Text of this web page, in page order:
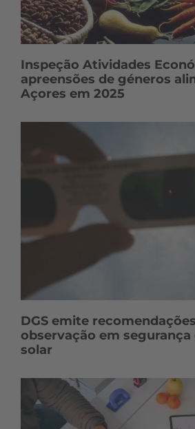
Inspeção Atividades
apreensões de géneros
Açores em 2025
DGS emite
observação em segurança
solar